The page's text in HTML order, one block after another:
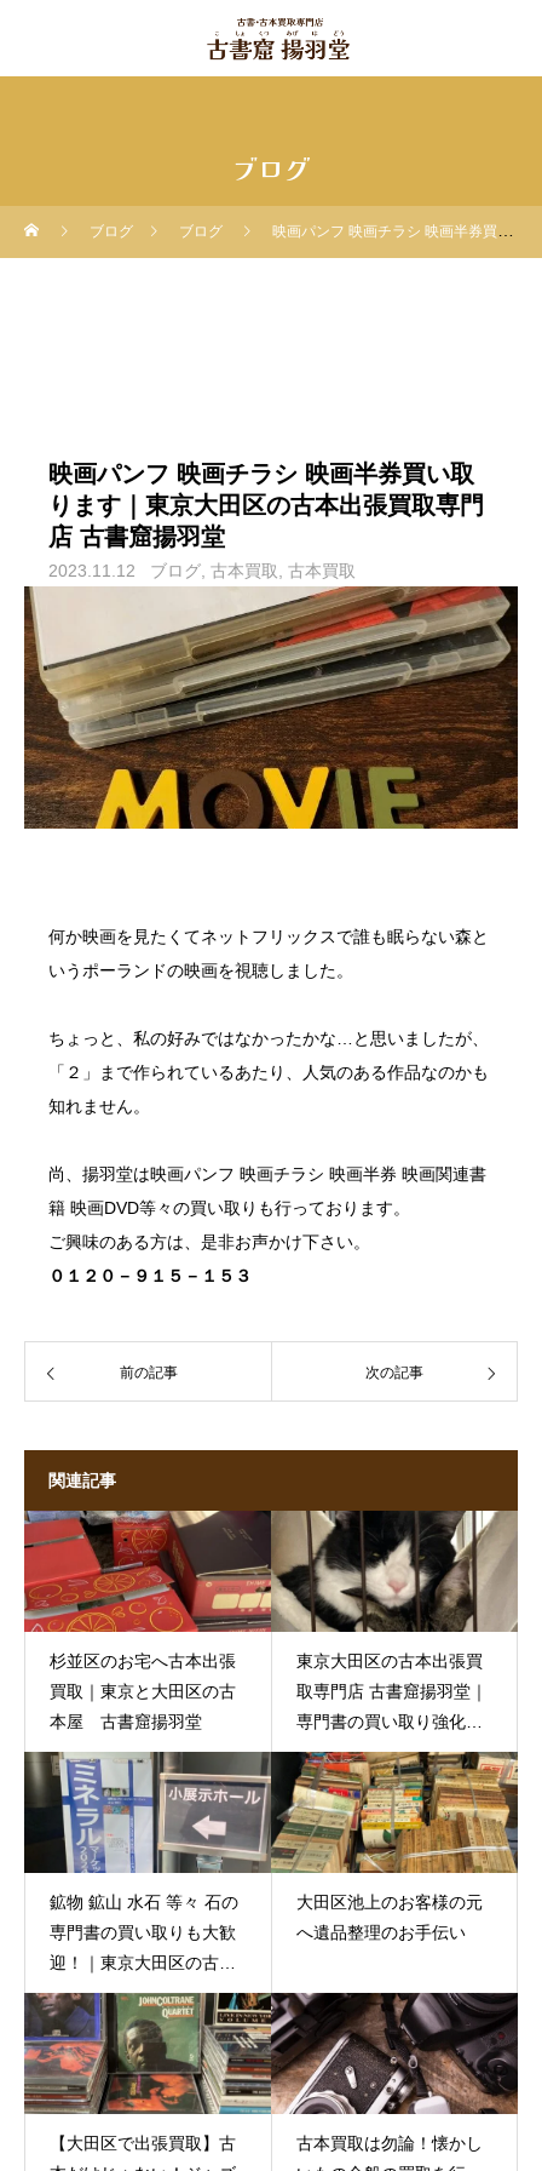
ブログ
ブログ ブログ 映画パンフ 映画チラシ 映画半券買い取ります｜東京大田区の古本出張買取専門店 古書窟揚羽堂
映画パンフ 映画チラシ 映画半券買い取
ります｜東京大田区の古本出張買取専門
店 古書窟揚羽堂
2023.11.12 ブログ 古本買取 古本買取
何か映画を見たくてネットフリックスで誰も眠らない森と
いうポーランドの映画を視聴しました。
ちょっと、私の好みではなかったかな…と思いましたが、
「２」まで作られているあたり、人気のある作品なのかも
知れません。
尚、 揚羽堂は映画パンフ 映画チラシ 映画半券 映画関連書
籍 映画DVD等々の買い取りも行っております。
ご興味のある方は、是非お声かけ下さい。
０１２０－９１５－１５３
前の記事 次の記事
関連記事
杉並区のお宅へ古本出張
買取｜東京と大田区の古
本屋 古書窟揚羽堂
東京大田区の古本出張買
取専門店 古書窟揚羽堂｜
専門書の買い取り強化中
です
鉱物 鉱山 水石 等々 石の
専門書の買い取りも大歓
迎！｜東京大田区の古本
出張買取 古書窟揚羽堂
大田区池上のお客様の元
へ遺品整理のお手伝い
【大田区で出張買取】古
古本買取は勿論！懐かし